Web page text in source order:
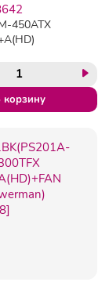
450ATX